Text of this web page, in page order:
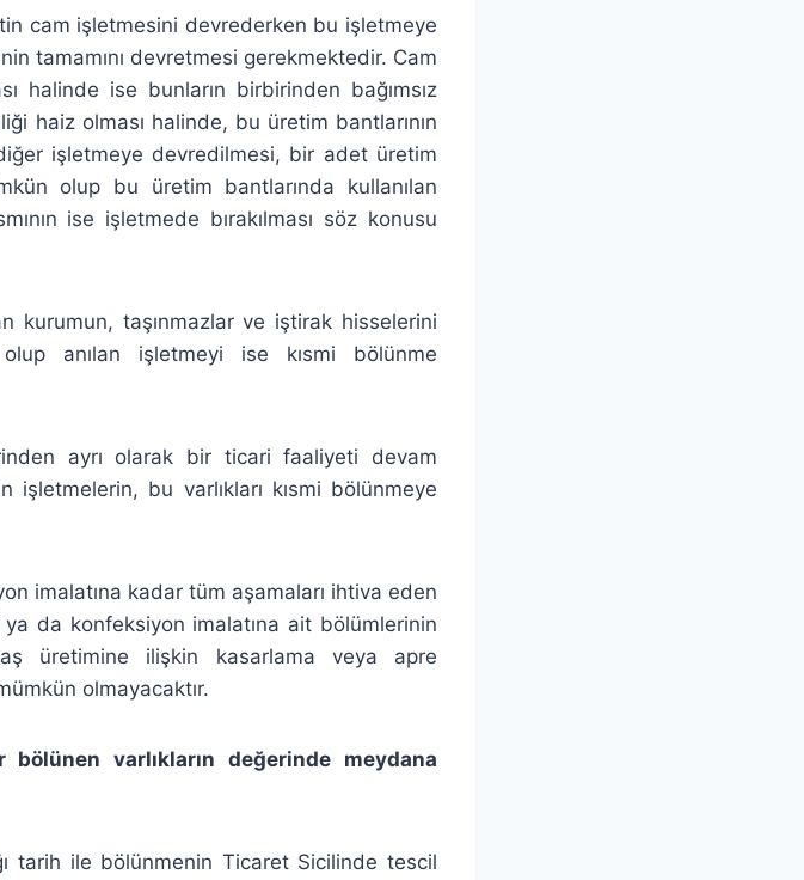
cam işletmesini devrederken bu işletmeye
tamamını devretmesi gerekmektedir. Cam
halinde ise bunların birbirinden bağımsız
haiz olması halinde, bu üretim bantlarının
işletmeye devredilmesi, bir adet üretim
olup bu üretim bantlarında kullanılan
ise işletmede bırakılması söz konusu
taşınmazlar ve iştirak hisselerini
anılan işletmeyi ise kısmi bölünme
ayrı olarak bir ticari faaliyeti devam
bu varlıkları kısmi bölünmeye
imalatına kadar tüm aşamaları ihtiva eden
da konfeksiyon imalatına ait bölümlerinin
üretimine ilişkin kasarlama veya apre
olmayacaktır.
varlıkların değerinde meydana
tarih ile bölünmenin Ticaret Sicilinde tescil